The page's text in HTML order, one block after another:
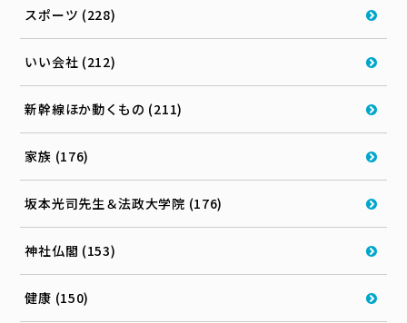
スポーツ (228)
いい会社 (212)
新幹線ほか動くもの (211)
家族 (176)
坂本光司先生＆法政大学院 (176)
神社仏閣 (153)
健康 (150)